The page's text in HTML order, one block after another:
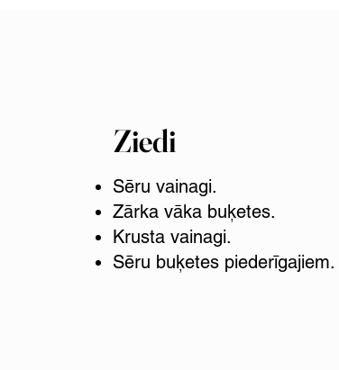
Ziedi
Sēru vainagi.
Zārka vāka buķetes.
Krusta vainagi.
Sēru buķetes piederīgajiem.